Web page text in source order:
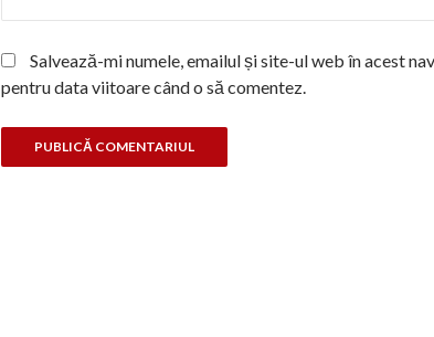
Salvează-mi numele, emailul și site-ul web în acest
pentru data viitoare când o să comentez.